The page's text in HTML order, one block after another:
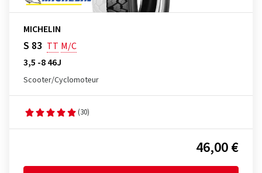
MICHELIN
S 83 TT M/C
3,5 -8 46J
Scooter/Cyclomoteur
(30)
46,00 €